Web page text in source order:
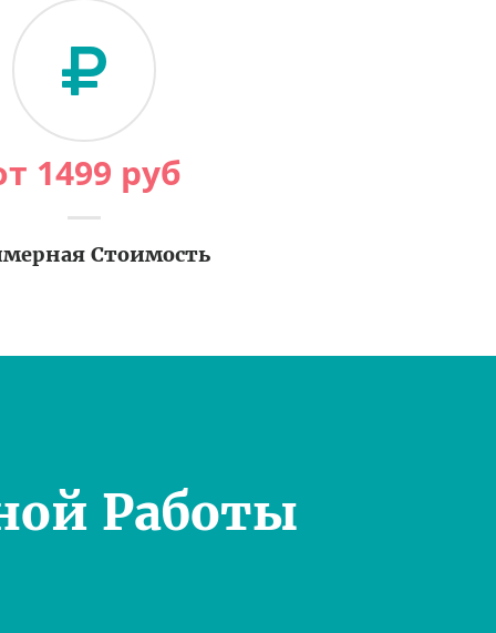
1499 руб
Стоимость
Работы